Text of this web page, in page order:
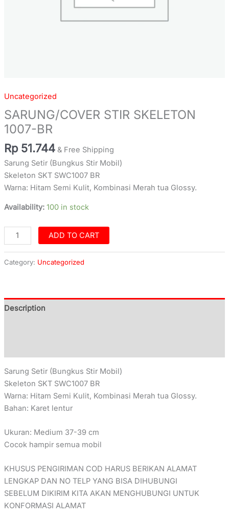
Uncategorized
SARUNG/COVER STIR SKELETON
1007-BR
Rp 51.744 & Free Shipping
Sarung Setir (Bungkus Stir Mobil)
Skeleton SKT SWC1007 BR
Warna: Hitam Semi Kulit, Kombinasi Merah tua Glossy.
Availability: 100 in stock
ADD TO CART
Category: Uncategorized
Description
Sarung Setir (Bungkus Stir Mobil)
Skeleton SKT SWC1007 BR
Warna: Hitam Semi Kulit, Kombinasi Merah tua Glossy.
Bahan: Karet lentur
Ukuran: Medium 37-39 cm
Cocok hampir semua mobil
KHUSUS PENGIRIMAN COD HARUS BERIKAN ALAMAT
LENGKAP DAN NO TELP YANG BISA DIHUBUNGI
SEBELUM DIKIRIM KITA AKAN MENGHUBUNGI UNTUK
KONFORMASI ALAMAT